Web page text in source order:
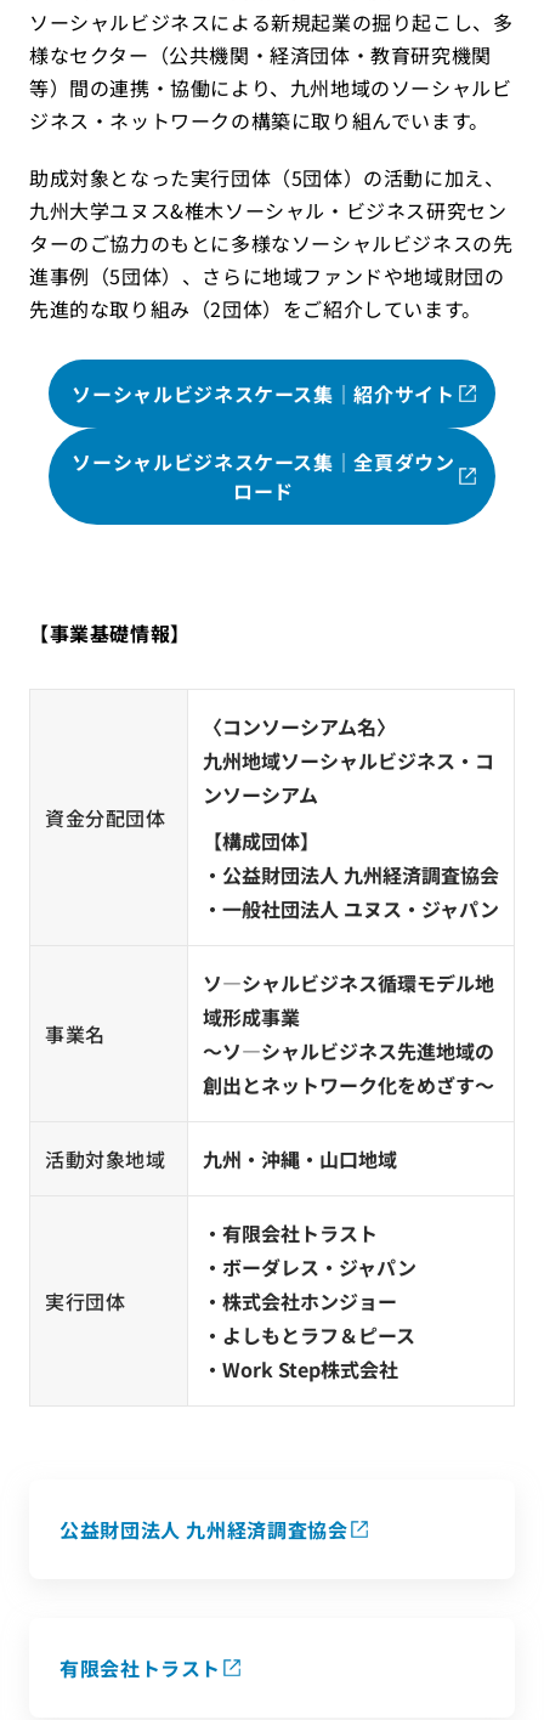
ソーシャルビジネスによる新規起業の掘り起こし、多
様なセクター（公共機関・経済団体・教育研究機関
等）間の連携・協働により、九州地域のソーシャルビ
ジネス・ネットワークの構築に取り組んでいます。
助成対象となった実行団体（5団体）の活動に加え、
九州大学ユヌス&椎木ソーシャル・ビジネス研究セン
ターのご協力のもとに多様なソーシャルビジネスの先
進事例（5団体）、さらに地域ファンドや地域財団の
先進的な取り組み（2団体）をご紹介しています。
ソーシャルビジネスケース集｜紹介サイト
ソーシャルビジネスケース集｜全頁ダウン
ロード
【事業基礎情報】
資金分配団体
〈コンソーシアム名〉
九州地域ソーシャルビジネス・コ
ンソーシアム
【構成団体】
・公益財団法人 九州経済調査協会
・一般社団法人 ユヌス・ジャパン
事業名
ソ―シャルビジネス循環モデル地
域形成事業
～ソ―シャルビジネス先進地域の
創出とネットワーク化をめざす～
活動対象地域 九州・沖縄・山口地域
実行団体
・有限会社トラスト
・ボーダレス・ジャパン
・株式会社ホンジョー
・よしもとラフ＆ピース
・Work Step株式会社
公益財団法人 九州経済調査協会
有限会社トラスト